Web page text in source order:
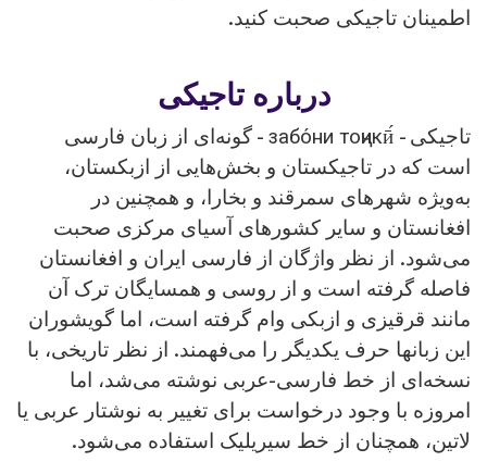
اطمینان تاجیکی صحبت کنید.
درباره تاجیکی
تاجیکی - забо́ни тоҷикӣ́ - گونه‌ای از زبان فارسی
است که در تاجیکستان و بخش‌هایی از ازبکستان،
به‌ویژه شهرهای سمرقند و بخارا، و همچنین در
افغانستان و سایر کشورهای آسیای مرکزی صحبت
می‌شود. از نظر واژگان از فارسی ایران و افغانستان
فاصله گرفته است و از روسی و همسایگان ترک آن
مانند قرقیزی و ازبکی وام گرفته است، اما گویشوران
این زبانها حرف یکدیگر را می‌فهمند. از نظر تاریخی، با
نسخه‌ای از خط فارسی-عربی نوشته می‌شد، اما
امروزه با وجود درخواست برای تغییر به نوشتار عربی یا
لاتین، همچنان از خط سیریلیک استفاده می‌شود.